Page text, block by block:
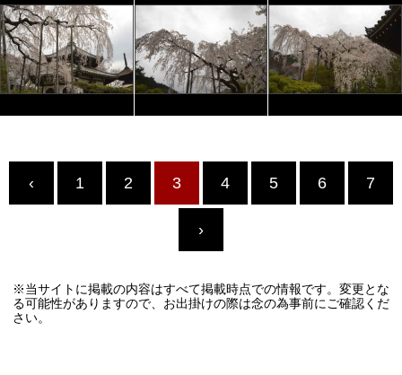
‹ 1 2 3 4 5 6 7
›
※当サイトに掲載の内容はすべて掲載時点での情報です。変更とな
る可能性がありますので、お出掛けの際は念の為事前にご確認くだ
さい。